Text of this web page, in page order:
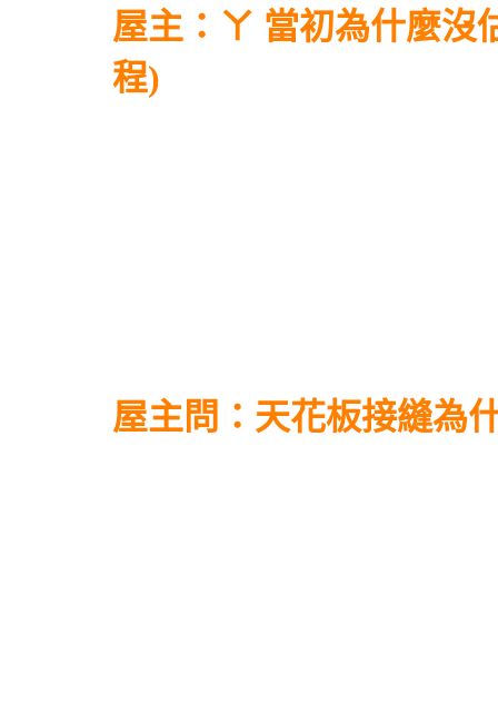
屋主：ㄚ 當初為什麼沒
程)
屋主問：天花板接縫為